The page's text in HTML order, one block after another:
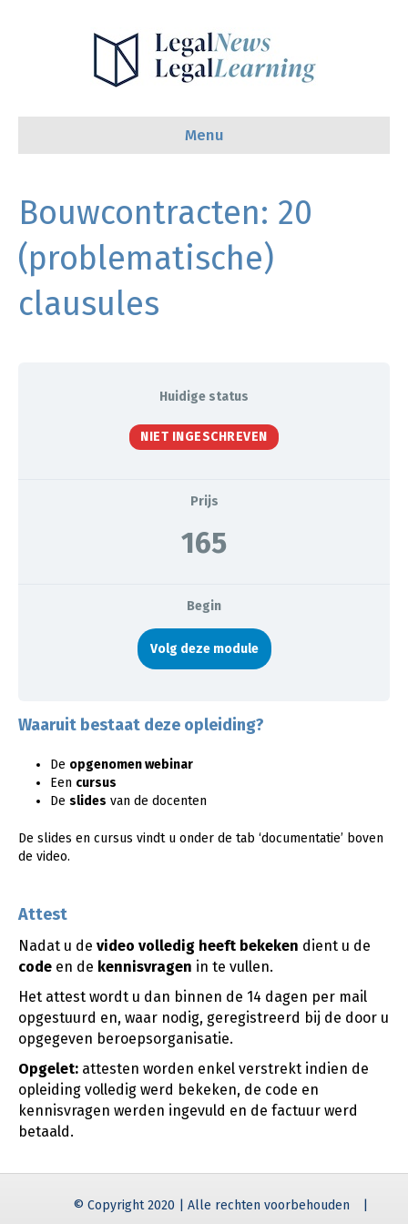
Menu
Bouwcontracten: 20
(problematische)
clausules
Huidige status
NIET INGESCHREVEN
Prijs
165
Begin
Volg deze module
Waaruit bestaat deze opleiding?
De opgenomen webinar
Een cursus
De slides van de docenten
De slides en cursus vindt u onder de tab ‘documentatie’ boven
de video.
Attest
Nadat u de video volledig heeft bekeken dient u de
code en de kennisvragen in te vullen.
Het attest wordt u dan binnen de 14 dagen per mail
opgestuurd en, waar nodig, geregistreerd bij de door u
opgegeven beroepsorganisatie.
Opgelet: attesten worden enkel verstrekt indien de
opleiding volledig werd bekeken, de code en
kennisvragen werden ingevuld en de factuur werd
betaald.
© Copyright 2020 | Alle rechten voorbehouden